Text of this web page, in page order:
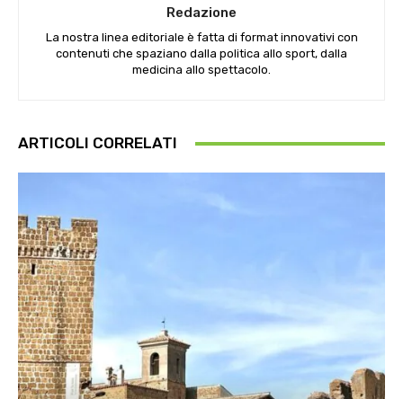
Redazione
La nostra linea editoriale è fatta di format innovativi con
contenuti che spaziano dalla politica allo sport, dalla
medicina allo spettacolo.
ARTICOLI CORRELATI